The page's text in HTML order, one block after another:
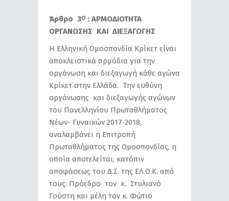
Άρθρο 3Ο : ΑΡΜΟΔΙΟΤΗΤΑ
ΟΡΓΑΝΩΣΗΣ ΚΑΙ ΔΙΕΞΑΓΩΓΗΣ
Η Ελληνική Ομοσπονδία Κρίκετ είναι
αποκλειστικά αρμόδια για την
οργάνωση και διεξαγωγή κάθε αγώνα
Κρίκετ στην Ελλάδα. Την ευθύνη
οργάνωσης και διεξαγωγής αγώνων
του Πανελληνίου Πρωταθλήματος
Νέων- Γυναικών 2017-2018,
αναλαμβάνει η Επιτροπή
Πρωταθλήματος της Ομοσπονδίας, η
οποία αποτελείται, κατόπιν
αποφάσεως του Δ.Σ. της ΕΛ.Ο.Κ. από
τους: Πρόεδρο τον κ. Στυλιανό
Γούστη και μέλη τον κ. Φώτιο